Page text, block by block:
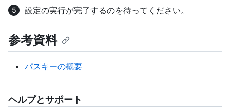
設定の実行が完了するのを待ってください。
参考資料
パスキーの概要
ヘルプとサポート